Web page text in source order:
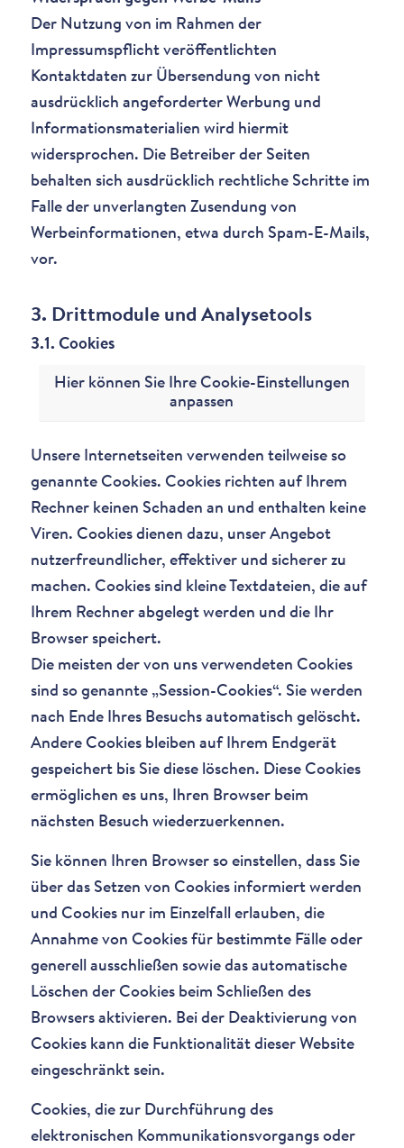
Der Nutzung von im Rahmen der
Impressumspflicht veröffentlichten
Kontaktdaten zur Übersendung von nicht
ausdrücklich angeforderter Werbung und
Informationsmaterialien wird hiermit
widersprochen. Die Betreiber der Seiten
behalten sich ausdrücklich rechtliche Schritte im
Falle der unverlangten Zusendung von
Werbeinformationen, etwa durch Spam-E-Mails,
vor.
3. Drittmodule und Analysetools
3.1. Cookies
Hier können Sie Ihre Cookie-Einstellungen
anpassen
Unsere Internetseiten verwenden teilweise so
genannte Cookies. Cookies richten auf Ihrem
Rechner keinen Schaden an und enthalten keine
Viren. Cookies dienen dazu, unser Angebot
nutzerfreundlicher, effektiver und sicherer zu
machen. Cookies sind kleine Textdateien, die auf
Ihrem Rechner abgelegt werden und die Ihr
Browser speichert.
Die meisten der von uns verwendeten Cookies
sind so genannte „Session-Cookies“. Sie werden
nach Ende Ihres Besuchs automatisch gelöscht.
Andere Cookies bleiben auf Ihrem Endgerät
gespeichert bis Sie diese löschen. Diese Cookies
ermöglichen es uns, Ihren Browser beim
nächsten Besuch wiederzuerkennen.
Sie können Ihren Browser so einstellen, dass Sie
über das Setzen von Cookies informiert werden
und Cookies nur im Einzelfall erlauben, die
Annahme von Cookies für bestimmte Fälle oder
generell ausschließen sowie das automatische
Löschen der Cookies beim Schließen des
Browsers aktivieren. Bei der Deaktivierung von
Cookies kann die Funktionalität dieser Website
eingeschränkt sein.
Cookies, die zur Durchführung des
elektronischen Kommunikationsvorgangs oder